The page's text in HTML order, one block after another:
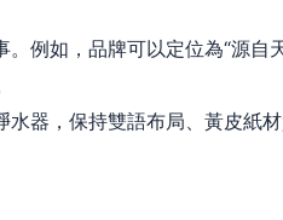
例如，品牌可以定位為“源自
器，保持雙語布局、黃皮紙